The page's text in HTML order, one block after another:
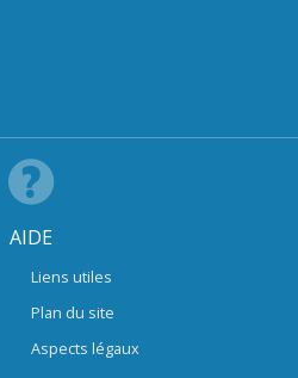
AIDE
Liens utiles
Plan du site
Aspects légaux